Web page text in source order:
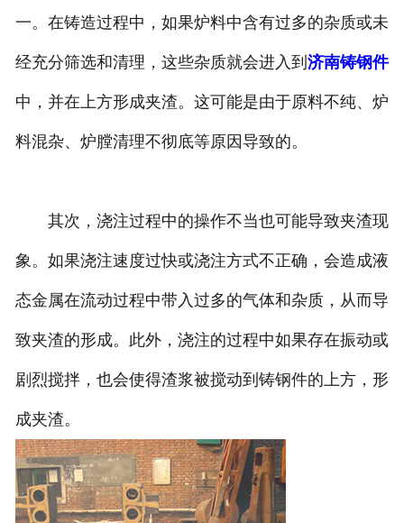
联系我们
一。在铸造过程中，如果炉料中含有过多的杂质或未
经充分筛选和清理，这些杂质就会进入到 济南铸钢件
中，并在上方形成夹渣。这可能是由于原料不纯、炉
料混杂、炉膛清理不彻底等原因导致的。
其次，浇注过程中的操作不当也可能导致夹渣现
象。如果浇注速度过快或浇注方式不正确，会造成液
态金属在流动过程中带入过多的气体和杂质，从而导
致夹渣的形成。此外，浇注的过程中如果存在振动或
剧烈搅拌，也会使得渣浆被搅动到铸钢件的上方，形
成夹渣。